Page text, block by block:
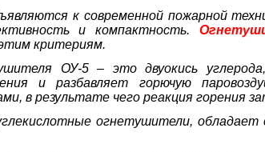
к современной пожарной
и компактность.
критериям.
ОУ-5 – это двуокись
и разбавляет горючую
в результате чего реакция горения
огнетушители,